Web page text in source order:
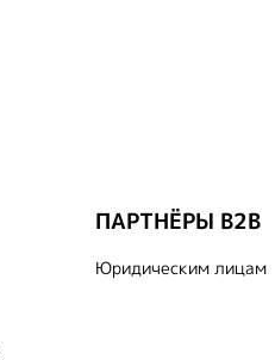
ПАРТНЁРЫ B2B
Юридическим лицам